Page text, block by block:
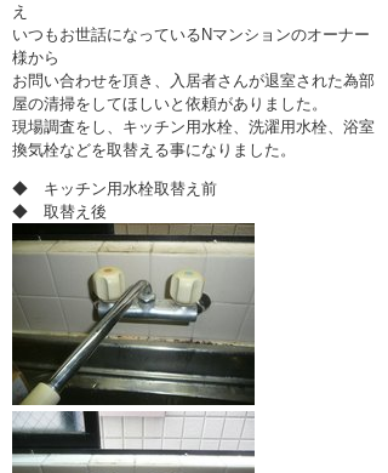
え
いつもお世話になっているNマンションのオーナー
様から
お問い合わせを頂き、入居者さんが退室された為部
屋の清掃をしてほしいと依頼がありました。
現場調査をし、キッチン用水栓、洗濯用水栓、浴室
換気栓などを取替える事になりました。
◆ キッチン用水栓取替え前
◆ 取替え後